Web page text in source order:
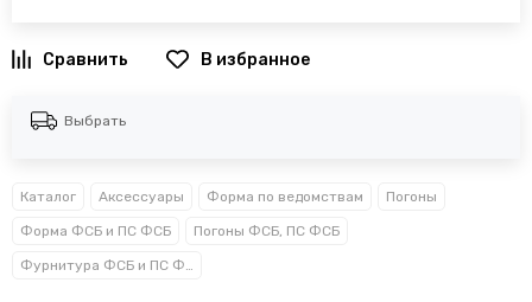
В избранное
Выбрать
Каталог Аксессуары Форма по ведомствам Погоны
Форма ФСБ и ПС ФСБ Погоны ФСБ, ПС ФСБ
Фурнитура ФСБ и ПС ФСБ